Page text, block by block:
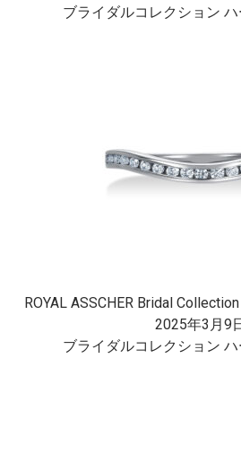
ブライダルコレクション
ROYAL ASSCHER Bridal
2025年3月9
ブライダルコレクション